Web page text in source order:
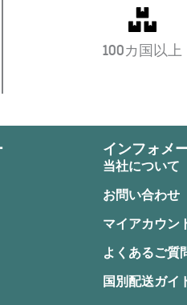
100カ国以上
インフォメ
当社について
お問い合わせ
マイアカウン
よくあるご質
国別配送ガイ